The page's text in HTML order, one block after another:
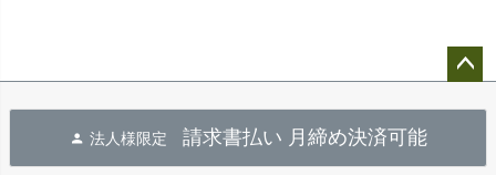
へ
法人様限定 請求書払い 月締め決済可能